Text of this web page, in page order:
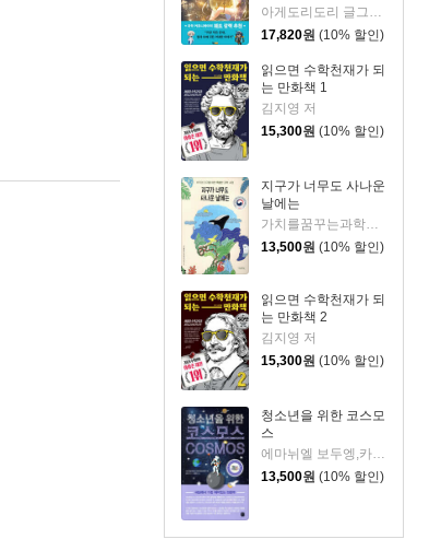
17,820원 (10% 할인)
읽으면 수학천재가 되
는 만화책 1
김지영 저
15,300원 (10% 할인)
지구가 너무도 사나운
날에는
13,500원 (10% 할인)
읽으면 수학천재가 되
는 만화책 2
김지영 저
15,300원 (10% 할인)
청소년을 위한 코스모
스
13,500원 (10% 할인)